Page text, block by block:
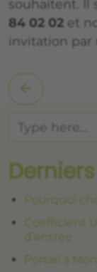
souhaitent. Il
84 02 02 et
invitation par
Pourquoi
Coefficient
d’entrée
Portail à